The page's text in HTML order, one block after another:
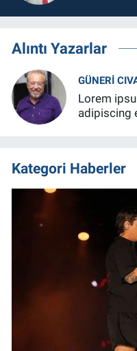
Alıntı Yazarlar
GÜNERI
Lorem
adipiscing
Kategori Haberler